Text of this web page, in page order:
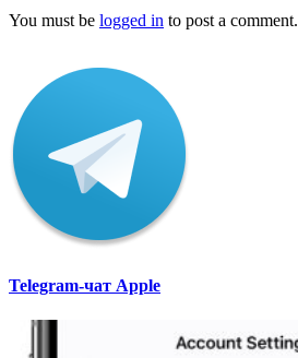
You must be logged in to post a comment.
Telegram-чат Apple